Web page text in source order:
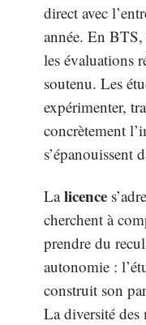
direct avec
année. En BTS,
les évaluations
soutenu. Les
expérimenter,
concrètement
s’épanouissent
Lalicence
cherchent à
prendre du
autonomie :
construit son
La diversité des